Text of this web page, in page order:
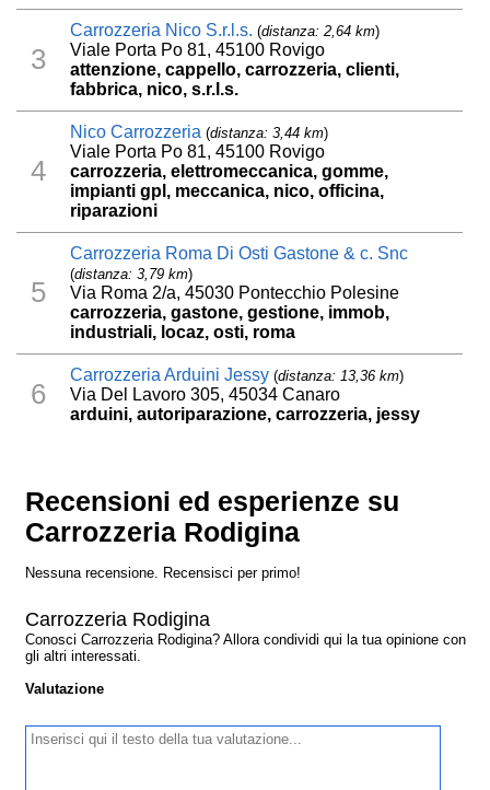
3
Carrozzeria Nico S.r.l.s. (distanza: 2,64 km)
Viale Porta Po 81, 45100 Rovigo
attenzione, cappello, carrozzeria, clienti,
fabbrica, nico, s.r.l.s.
4
Nico Carrozzeria (distanza: 3,44 km)
Viale Porta Po 81, 45100 Rovigo
carrozzeria, elettromeccanica, gomme,
impianti gpl, meccanica, nico, officina,
riparazioni
5
Carrozzeria Roma Di Osti Gastone & c. Snc
(distanza: 3,79 km)
Via Roma 2/a, 45030 Pontecchio Polesine
carrozzeria, gastone, gestione, immob,
industriali, locaz, osti, roma
6
Carrozzeria Arduini Jessy (distanza: 13,36 km)
Via Del Lavoro 305, 45034 Canaro
arduini, autoriparazione, carrozzeria, jessy
Recensioni ed esperienze su
Carrozzeria Rodigina
Nessuna recensione. Recensisci per primo!
Carrozzeria Rodigina
Conosci Carrozzeria Rodigina? Allora condividi qui la tua opinione con
gli altri interessati.
Valutazione